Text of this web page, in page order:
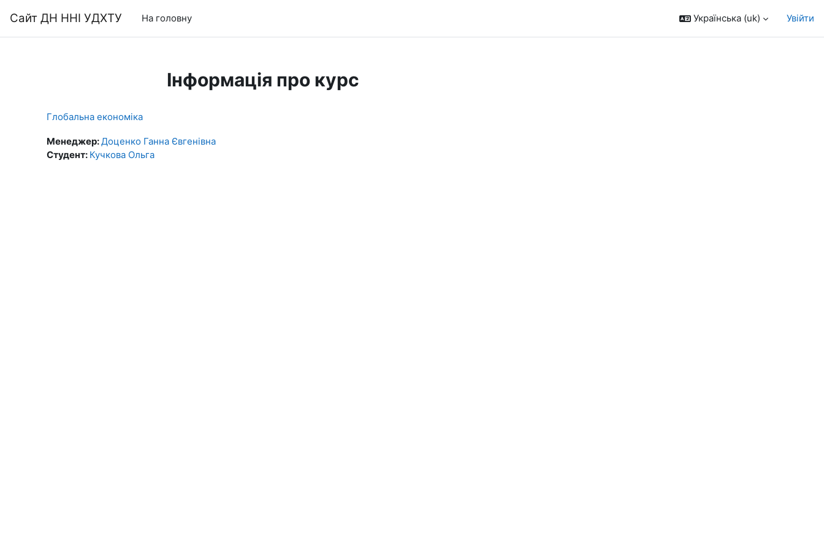
Сайт ДН ННІ УДХТУ На головну Українська ‎(uk)‎ Увійти
Інформація про курс
Глобальна економіка
Менеджер:Доценко Ганна Євгенівна
Студент: Кучкова Ольга